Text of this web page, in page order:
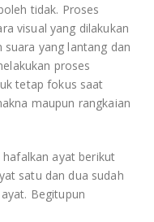
tidak. Proses
visual yang dilakukan
suara yang lantang dan
proses
tetap fokus saat
maupun rangkaian
ayat berikut
satu dan dua sudah
Begitupun